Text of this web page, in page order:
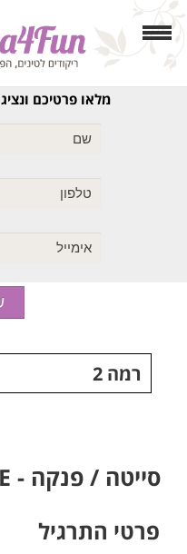
מלאו פרטיכם ונציג Salsa4Fun יחזור אליכם
רמה 2
סייטה / פנקה - SIETE \ PANQUE
פרטי התרגיל